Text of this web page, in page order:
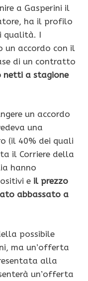
a Gasperini il
ha il profilo
qualità. I
un accordo con il
di un contratto
netti a stagione
un accordo
una
(il 40% dei quali
il Corriere della
hanno
e il prezzo
abbassato a
possibile
ma un’offerta
alla
un’offerta